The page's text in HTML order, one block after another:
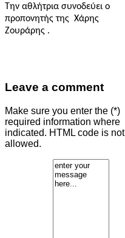
Την αθλήτρια συνοδεύει ο
προπονητής της Χάρης
Ζουράρης .
Leave a comment
Make sure you enter the (*)
required information where
indicated. HTML code is not
allowed.